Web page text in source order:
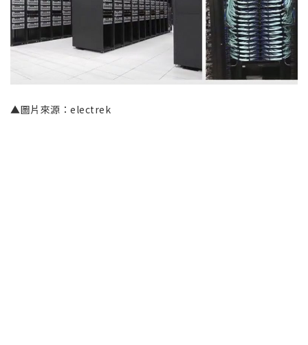
▲圖片來源：electrek